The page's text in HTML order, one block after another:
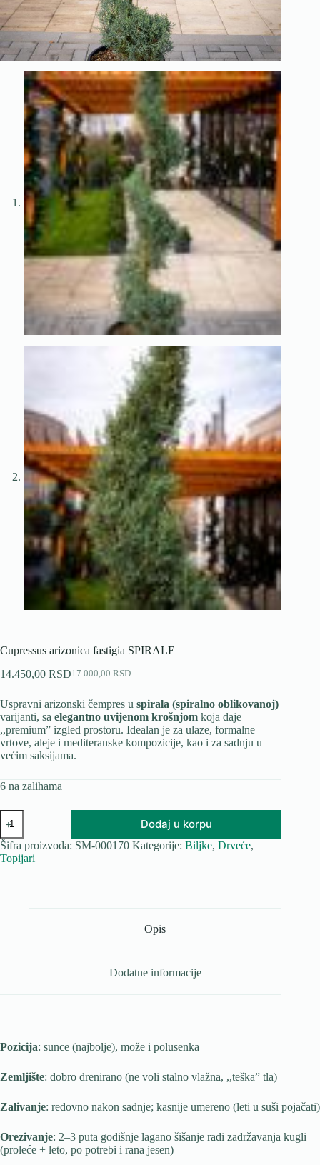
Cupressus arizonica fastigia SPIRALE
17.000,00RSD
Originalna
je
bila:
17.000,00 RSD.
14.450,00 RSDTrenutna
je:
14.450,00 RSD.
Uspravni arizonski čempres u spirala (spiralno oblikovanoj)
varijanti, sa elegantno uvijenom krošnjom koja daje
,,premium” izgled prostoru. Idealan je za ulaze, formalne
vrtove, aleje i mediteranske kompozicije, kao i za sadnju u
većim saksijama.
6 na zalihama
Cupressus
arizonica
fastigia
SPIRALE
količina
Dodaj u korpu
Šifra proizvoda: SM-000170 Kategorije: Biljke, Drveće,
Topijari
Opis
Dodatne informacije
Pozicija: sunce (najbolje), može i polusenka
Zemljište: dobro drenirano (ne voli stalno vlažna, ,,teška” tla)
Zalivanje: redovno nakon sadnje; kasnije umereno (leti u suši pojačati)
Orezivanje: 2–3 puta godišnje lagano šišanje radi zadržavanja kugli
(proleće + leto, po potrebi i rana jesen)